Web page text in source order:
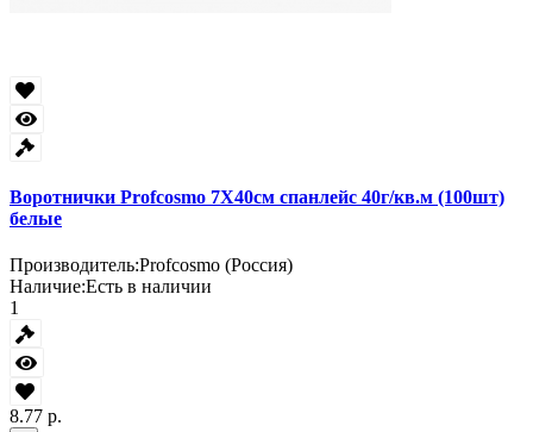
Воротнички Profcosmo 7Х40см спанлейс 40г/кв.м (100шт)
белые
Производитель:Profcosmo (Россия)
Наличие:Есть в наличии
1
8.77 р.